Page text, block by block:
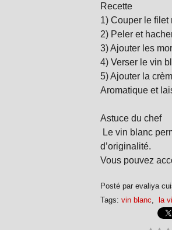
Recette
1) Couper le filet
2) Peler et
3) Ajouter les
4) Verser le vin
5) Ajouter la
Aromatique et
Astuce du chef
Le vin blanc
d’originalité.
Vous pouvez
Posté par evaliya
Tags: vin blanc, la